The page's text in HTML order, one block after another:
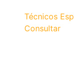
Técnicos
Consultar